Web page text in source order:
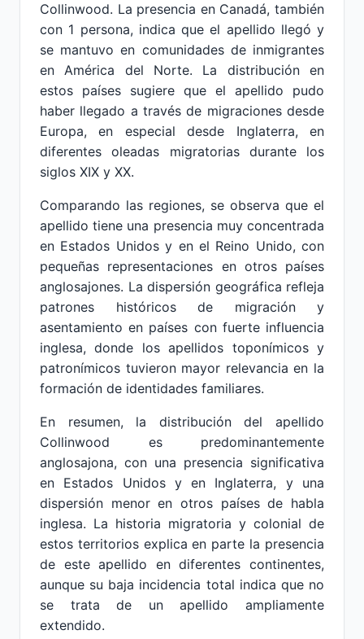
Collinwood. La presencia en Canadá, también
con 1 persona, indica que el apellido llegó y
se mantuvo en comunidades de inmigrantes
en América del Norte. La distribución en
estos países sugiere que el apellido pudo
haber llegado a través de migraciones desde
Europa, en especial desde Inglaterra, en
diferentes oleadas migratorias durante los
siglos XIX y XX.
Comparando las regiones, se observa que el
apellido tiene una presencia muy concentrada
en Estados Unidos y en el Reino Unido, con
pequeñas representaciones en otros países
anglosajones. La dispersión geográfica refleja
patrones históricos de migración y
asentamiento en países con fuerte influencia
inglesa, donde los apellidos toponímicos y
patronímicos tuvieron mayor relevancia en la
formación de identidades familiares.
En resumen, la distribución del apellido
Collinwood es predominantemente
anglosajona, con una presencia significativa
en Estados Unidos y en Inglaterra, y una
dispersión menor en otros países de habla
inglesa. La historia migratoria y colonial de
estos territorios explica en parte la presencia
de este apellido en diferentes continentes,
aunque su baja incidencia total indica que no
se trata de un apellido ampliamente
extendido.